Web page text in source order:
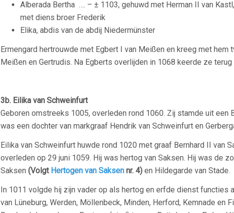
Alberada Bertha …. – ± 1103, gehuwd met Herman II van
met diens broer Frederik
Elika, abdis van de abdij Niedermünster
Ermengard hertrouwde met Egbert I van Meißen en kreeg met hem
Meißen en Gertrudis. Na Egberts overlijden in 1068 keerde ze terug
3b. Eilika van Schweinfurt
Geboren omstreeks 1005, overleden rond 1060. Zij stamde uit een
was een dochter van markgraaf Hendrik van Schweinfurt en
Eilika van Schweinfurt huwde rond 1020 met graaf Bernhard II van
overleden op 29 juni 1059. Hij was hertog van Saksen. Hij was de
Saksen (Volgt Hertogen van Saksen nr. 4) en Hildegarde van Stade.
In 1011 volgde hij zijn vader op als hertog en erfde dienst functies
van Lüneburg, Werden, Möllenbeck, Minden, Herford, Kemnade en